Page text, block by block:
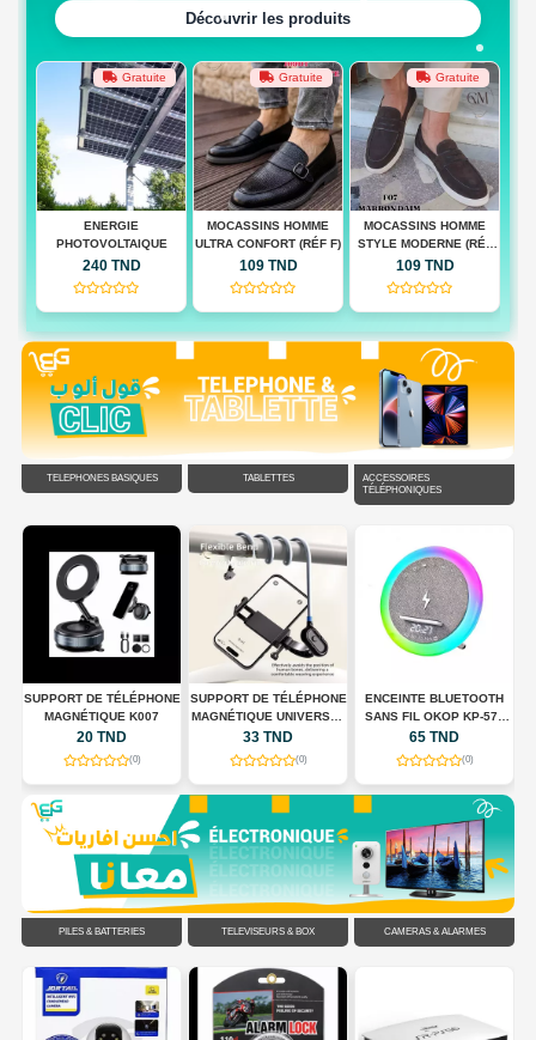
Découvrir les produits
Gratuite
ENERGIE
PHOTOVOLTAIQUE
240 TND
(0)
Gratuite
MOCASSINS HOMME
ULTRA CONFORT (RÉF F)
109 TND
(0)
Gratuite
MOCASSINS HOMME
STYLE MODERNE (RÉF
F)
109 TND
(0)
TÉLÉPHONES BASIQUES TABLETTES
ACCESSOIRES
TÉLÉPHONIQUES
SUPPORT DE TÉLÉPHONE
MAGNÉTIQUE K007
20 TND
(0)
SUPPORT DE TÉLÉPHONE
MAGNÉTIQUE UNIVERSEL
POUR TOUR DE COU
FLEXIBLE
33 TND
(0)
ENCEINTE BLUETOOTH
SANS FIL OKOP KP-577
AVEC CHARGEUR SANS
FIL, HORLOGE LED ET
ÉCLAIRAGE RGB
65 TND
(0)
PILES & BATTERIES TÉLÉVISEURS & BOX CAMÉRAS & ALARMES